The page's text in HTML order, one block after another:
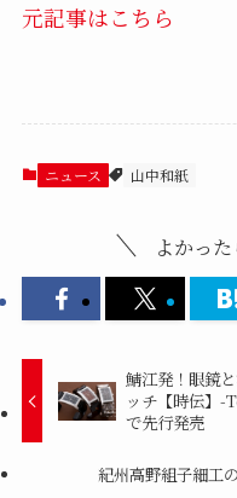
元記事はこちら
ニュース 山中和紙
よかっ
鯖江発！眼鏡
ッチ【時伝】
で先行発売
紀州高野組子細工